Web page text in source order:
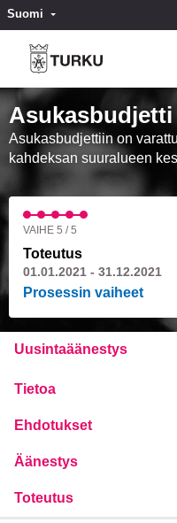
Suomi Valitse kieli
Asukasbudjetti
Asukasbudjettiin on
kahdeksan suuralueen
VAIHE 5 / 5
Toteutus
01.01.2021 - 31.12.2021
Prosessin vaiheet
Uusintaäänestys
Tietoa
Ehdotukset
Äänestys
Toteutus